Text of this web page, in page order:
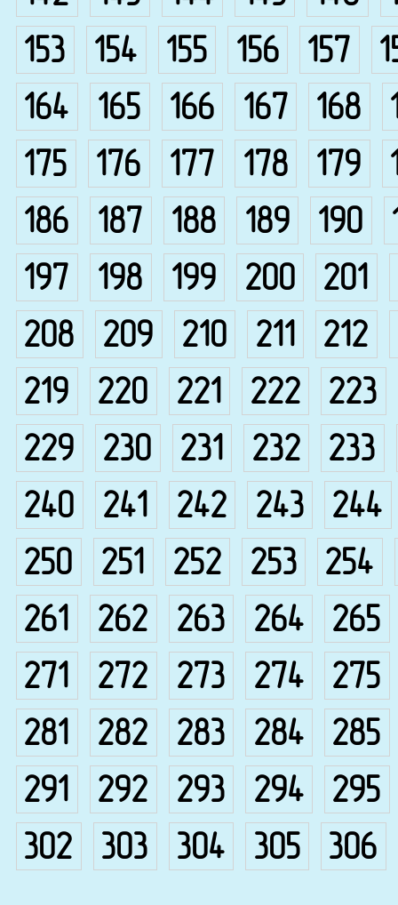
153
154 155 156 157
164
165 166 167 168
175
176 177 178 179
186
187 188 189 190
197
198 199 200 201
208
209 210 211 212
219
220 221 222
223
229
230 231 232
233
240
241 242 243
244
250
251 252 253
254
261
262 263 264
265
271
272 273 274
275
281
282 283 284
285
291
292 293 294
295
302
303 304 305 306